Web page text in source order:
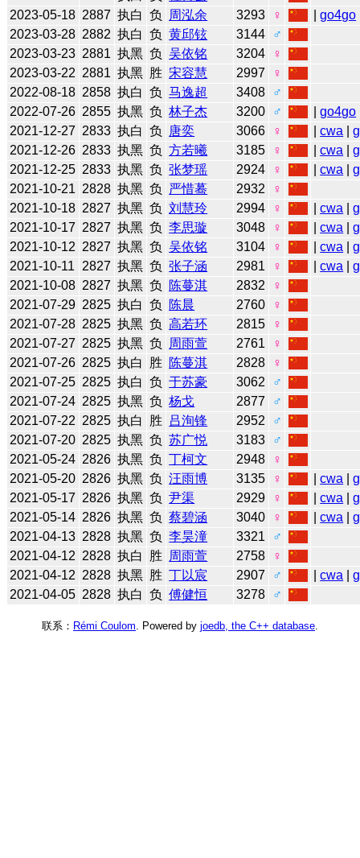
2023-05-18 2887 执白 负 周泓余 3293 ♀ |go4go
2023-03-28 2882 执白 负 黄邱铉 3144
♂
2023-03-23 2881 执黑 负 吴依铭 3204
♀
2023-03-22 2881 执黑 胜 宋容慧 2997
♀
2022-08-18 2858 执白 负 马逸超 3408
♂
2022-07-26 2855 执黑 负 林子杰 3200 ♂ |go4go
2021-12-27 2833 执白 负 唐奕 3066 ♀ |cwa |
2021-12-26 2833 执黑 负 方若曦 3185 ♀ |cwa |
2021-12-25 2833 执黑 负 张梦瑶 2924 ♀ |cwa |
2021-10-21 2828 执黑 负 严惜蓦 2932
♀
2021-10-18 2827 执黑 负 刘慧玲 2994 ♀ |cwa |
2021-10-17 2827 执黑 负 李思璇 3048 ♀ |cwa |
2021-10-12 2827 执黑 负 吴依铭 3104 ♀ |cwa |
2021-10-11
2827 执黑 负 张子涵 2981 ♀ |cwa |
2021-10-08 2827 执黑 负 陈蔓淇 2832
♀
2021-07-29 2825 执白 负 陈晨 2760
♀
2021-07-28 2825 执黑 负 高若环 2815
♀
2021-07-27 2825 执黑 负 周雨萱 2761
♀
2021-07-26 2825 执白 胜 陈蔓淇 2828
♀
2021-07-25 2825 执白 负 于苏豪 3062
♂
2021-07-24 2825 执黑 负 杨戈 2877
♂
2021-07-22 2825 执白 胜 吕洵锋 2952
♂
2021-07-20 2825 执黑 负 苏广悦 3183
♂
2021-05-24 2826 执黑 负 丁柯文 2948
♀
2021-05-20 2826 执黑 负 汪雨博 3135 ♀ |cwa |
2021-05-17 2826 执黑 负 尹渠 2929 ♀ |cwa |
2021-05-14 2826 执黑 负 蔡碧涵 3040 ♀ |cwa |
2021-04-13 2828 执黑 负 李昊潼 3321
♂
2021-04-12 2828 执白 胜 周雨萱 2758
♀
2021-04-12 2828 执黑 胜 丁以宸 2907 ♂ |cwa |
2021-04-05 2828 执白 负 傅健恒 3278 ♂
联系： Rémi Coulom . Powered by joedb, the C++ database